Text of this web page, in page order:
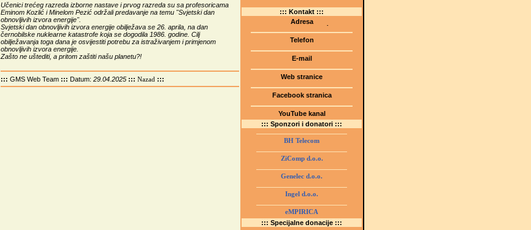
Učenici trećeg razreda izborne nastave i prvog razreda su sa profesoricama
Eminom Kozlić i Minelom Pezić održali predavanje na temu "Svjetski dan
obnovljivih izvora energije".
Svjetski dan obnovljivih izvora energije obilježava se 26. aprila, na dan
černobilske nuklearne katastrofe koja se dogodila 1986. godine. Cilj
obilježavanja toga dana je osvijestiti potrebu za istraživanjem i primjenom
obnovljivih izvora energije.
Zašto ne uštediti, a pritom zaštiti našu planetu?!
::: GMS Web Team::: Datum: 29.04.2025::: Nazad :::
::: Kontakt :::
Adresa
(Šetalište I.G. Kovačića 1)
75000 Tuzla, BiH
Telefon
E-mail
Web stranice
www.gmstziam.com.ba
Facebook stranica
YouTube kanal
GMS Tuzla
::: Sponzori i donatori :::
BH Telecom
ZiComp d.o.o.
Genelec d.o.o.
Ingel d.o.o.
eMPIRICA
::: Specijalne donacije :::